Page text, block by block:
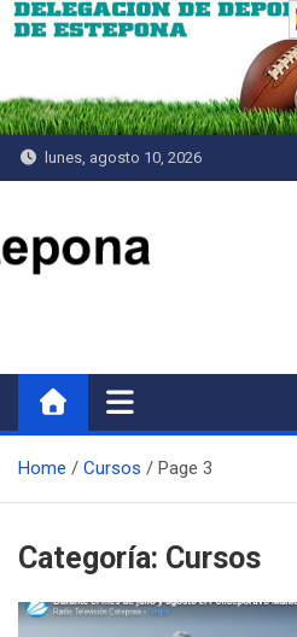
Saltar
lunes, agosto 10, 2026
Home Cursos Page 3
Categoría: Cursos